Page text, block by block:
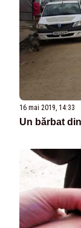
16 mai 2019, 14:33
Un bărbat